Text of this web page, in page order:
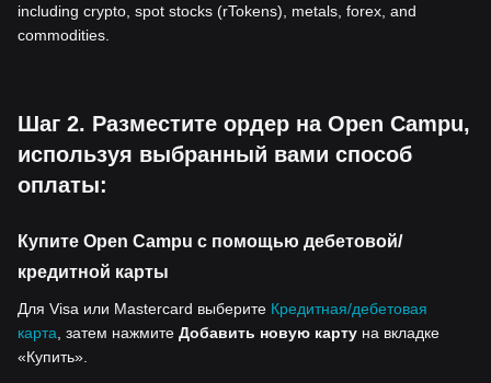
including crypto, spot stocks (rTokens), metals, forex, and
commodities.
Шаг 2. Разместите ордер на Open Campu,
используя выбранный вами способ
оплаты:
Купите Open Campu с помощью дебетовой/
кредитной карты
Для Visa или Mastercard выберите Кредитная/дебетовая
карта , затем нажмите Добавить новую карту на вкладке
«Купить».